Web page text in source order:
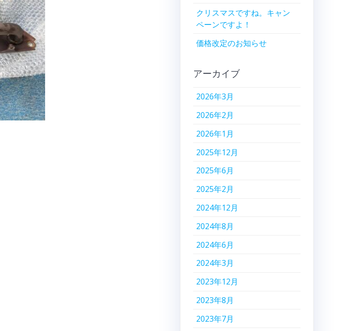
クリスマスですね。キャン
ペーンですよ！
価格改定のお知らせ
アーカイブ
2026年3月
2026年2月
2026年1月
2025年12月
2025年6月
2025年2月
2024年12月
2024年8月
2024年6月
2024年3月
2023年12月
2023年8月
2023年7月